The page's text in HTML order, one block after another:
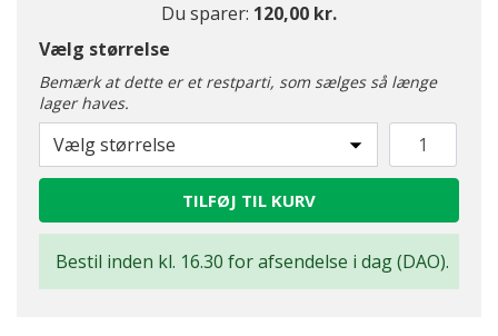
Du sparer: 120,00 kr.
Vælg størrelse
Bemærk at dette er et restparti, som sælges så længe
lager haves.
Vælg størrelse
TILFØJ TIL KURV
Bestil inden kl. 16.30 for afsendelse i dag (DAO).